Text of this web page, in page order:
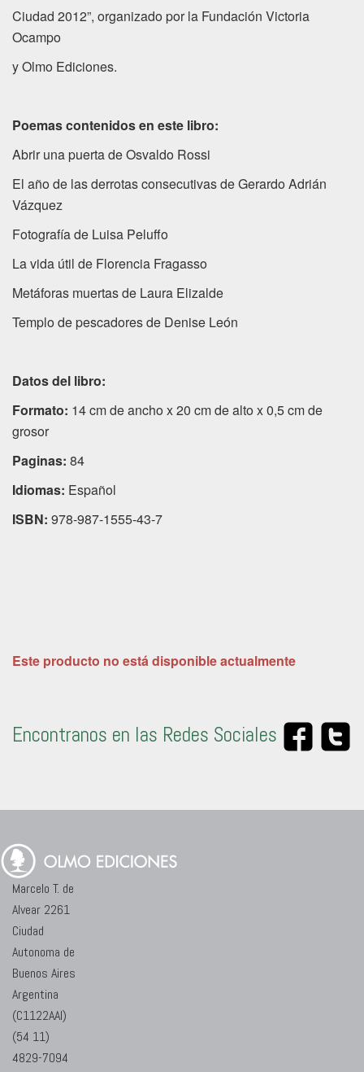
Ciudad 2012”, organizado por la Fundación Victoria
Ocampo
y Olmo Ediciones.
Poemas contenidos en este libro:
Abrir una puerta de Osvaldo Rossi
El año de las derrotas consecutivas de Gerardo Adrián
Vázquez
Fotografía de Luisa Peluffo
La vida útil de Florencia Fragasso
Metáforas muertas de Laura Elizalde
Templo de pescadores de Denise León
Datos del libro:
Formato: 14 cm de ancho x 20 cm de alto x 0,5 cm de
grosor
Paginas: 84
Idiomas: Español
ISBN: 978-987-1555-43-7
Este producto no está disponible actualmente
Encontranos en las Redes Sociales
Marcelo T. de
Alvear 2261
Ciudad
Autonoma de
Buenos Aires
Argentina
(C1122AAI)
(54 11)
4829-7094